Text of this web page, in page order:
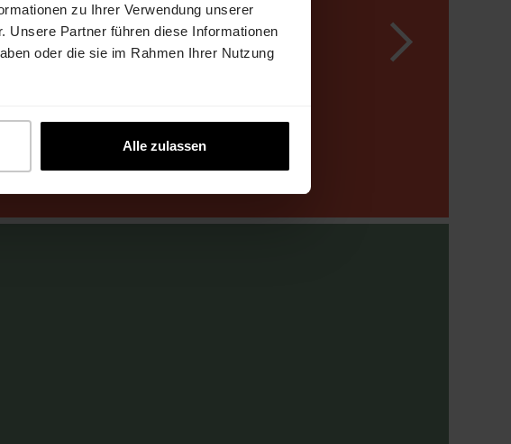
zu Ihrer Verwendung unserer
Unsere Partner führen diese Informationen
oder die sie im Rahmen Ihrer Nutzung
Alle zulassen
Rückbau:
Areal
chemiefrei